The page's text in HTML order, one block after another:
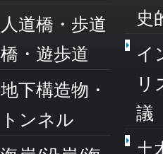
人道橋・歩道
橋・遊歩道
地下構造物・
トンネル
史
イ
リ
議
土